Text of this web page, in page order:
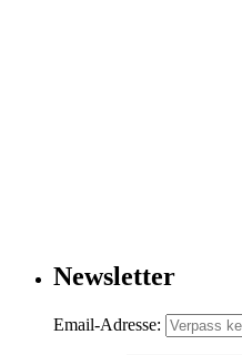
Newsletter
Email-Adresse: